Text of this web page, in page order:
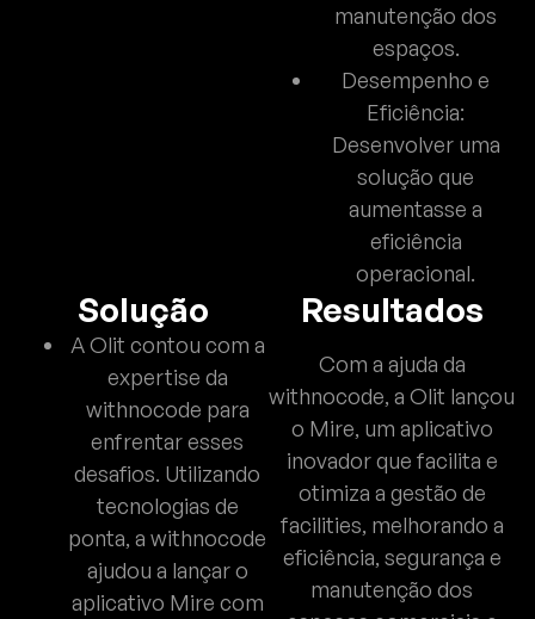
manutenção dos
espaços.
Desempenho e
Eficiência:
Desenvolver uma
solução que
aumentasse a
eficiência
operacional.
Solução
A Olit contou com a
expertise da
withnocode para
enfrentar esses
desafios. Utilizando
tecnologias de
ponta, a withnocode
ajudou a lançar o
aplicativo Mire com
Resultados
Com a ajuda da
withnocode, a Olit lançou
o Mire, um aplicativo
inovador que facilita e
otimiza a gestão de
facilities, melhorando a
eficiência, segurança e
manutenção dos